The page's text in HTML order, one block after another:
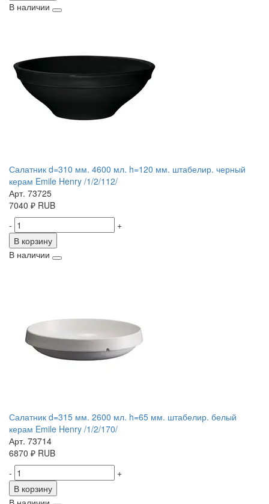
В наличии
Салатник d=310 мм. 4600 мл. h=120 мм. штабелир. черный
керам Emile Henry /1/2/112/
Арт. 73725
7040 ₽ RUB
-
+
В корзину
В наличии
Салатник d=315 мм. 2600 мл. h=65 мм. штабелир. белый
керам Emile Henry /1/2/170/
Арт. 73714
6870 ₽ RUB
-
+
В корзину